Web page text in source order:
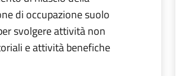
di occupazione suolo
svolgere attività non
e attività benefiche